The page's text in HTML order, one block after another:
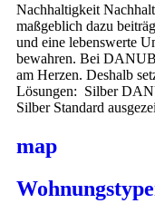
Nachhaltigkeit
maßgeblich dazu
und eine lebenswerte
bewahren. Bei
am Herzen. Deshalb
Lösungen: Silber
Silber Standard
map